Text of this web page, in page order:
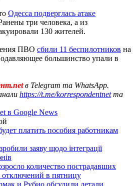
Одесса подверглась атаке
три человека, а из
130 жителей.
ПВО сбили 11 беспилотников на
большинство упали в
в Telegram та WhatsApp.
https://t.me/korrespondentnetта
в Google News
платить пособия работникам
заяву щодо інтеграції
количество пострадавших
в пятницу
и Рубио обсудили детали